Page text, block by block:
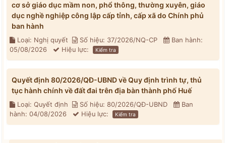
cơ sở giáo dục mầm non, phổ thông, thường xuyên, giáo
dục nghề nghiệp công lập cấp tỉnh, cấp xã do Chính phủ
ban hành
Loại: Nghị quyết Số hiệu: 37/2026/NQ-CP
Ban hành:
05/08/2026
Hiệu lực: Kiểm tra
Quyết định 80/2026/QĐ-UBND về Quy định trình tự, thủ
tục hành chính về đất đai trên địa bàn thành phố Huế
Loại: Quyết định Số hiệu: 80/2026/QĐ-UBND
Ban
hành: 04/08/2026
Hiệu lực: Kiểm tra